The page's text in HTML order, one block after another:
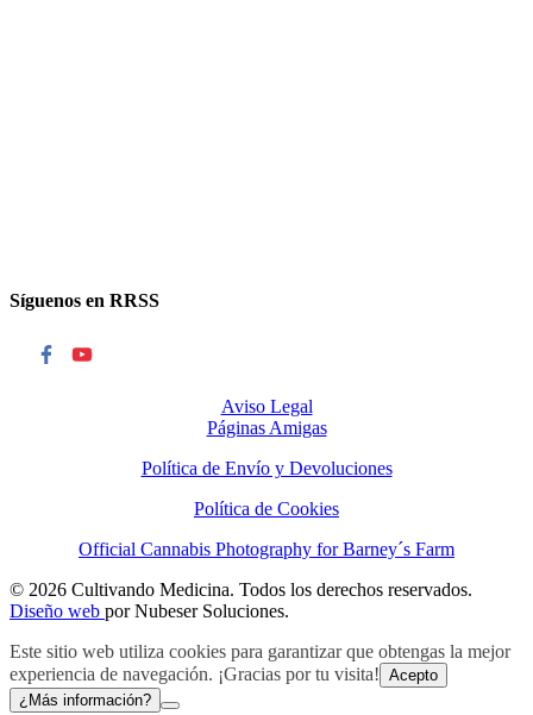
Síguenos en RRSS
Aviso Legal
Páginas Amigas
Política de Envío y Devoluciones
Política de Cookies
Official Cannabis Photography for Barney´s Farm
© 2026 Cultivando Medicina. Todos los derechos reservados.
Diseño web por Nubeser Soluciones.
Este sitio web utiliza cookies para garantizar que obtengas la mejor
experiencia de navegación. ¡Gracias por tu visita! Acepto
¿Más información?